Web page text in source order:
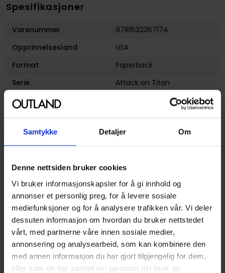
Samtykke Detaljer Om
Denne nettsiden bruker cookies
Vi bruker informasjonskapsler for å gi innhold og
annonser et personlig preg, for å levere sosiale
mediefunksjoner og for å analysere trafikken vår. Vi deler
dessuten informasjon om hvordan du bruker nettstedet
vårt, med partnerne våre innen sosiale medier,
annonsering og analysearbeid, som kan kombinere den
med annen informasjon du har gjort tilgjengelig for dem,
eller som de har samlet inn gjennom din bruk av
Spesifikasjoner
Varenummer
9781632367174
Opprinnelsesland :
USA
Format
Paperback
Serie
Attack on Titan
Forfattere
Hajime Isayama
Science-Fiction
Illustratør
Antall Sider
200
Utgiver
Kodansha Comics
Lanseringsdato
(dd.mm.yyyy)
09.04.2019
Volum
27
Aldersgruppe
Voksen
Illustrasjoner
1 Illustrations